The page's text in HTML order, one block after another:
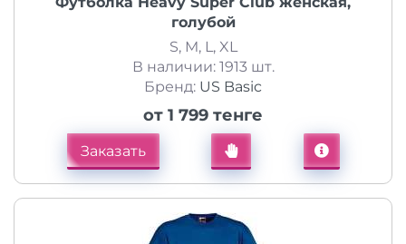
голубой
S, M, L, XL
В наличии: 1913 шт.
Бренд: US Basic
от 1 799 тенге
Заказать